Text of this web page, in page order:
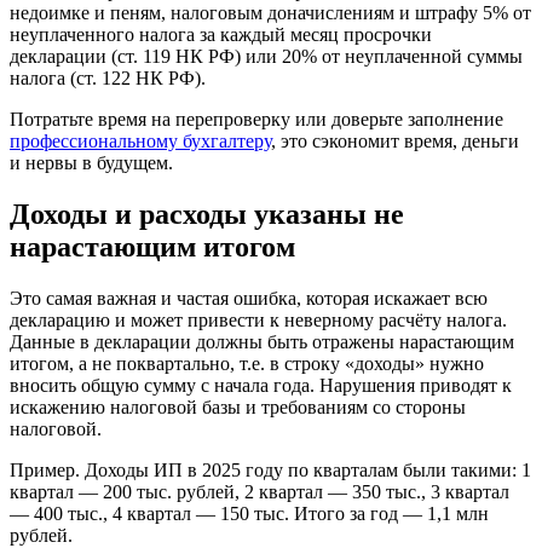
недоимке и пеням, налоговым доначислениям и штрафу 5% от
неуплаченного налога за каждый месяц просрочки
декларации (ст. 119 НК РФ) или 20% от неуплаченной суммы
налога (ст. 122 НК РФ).
Потратьте время на перепроверку или доверьте заполнение
профессиональному бухгалтеру, это сэкономит время, деньги
и нервы в будущем.
Доходы и расходы указаны не
нарастающим итогом
Это самая важная и частая ошибка, которая искажает всю
декларацию и может привести к неверному расчёту налога.
Данные в декларации должны быть отражены нарастающим
итогом, а не поквартально, т.е. в строку «доходы» нужно
вносить общую сумму с начала года. Нарушения приводят к
искажению налоговой базы и требованиям со стороны
налоговой.
Пример. Доходы ИП в 2025 году по кварталам были такими: 1
квартал — 200 тыс. рублей, 2 квартал — 350 тыс., 3 квартал
— 400 тыс., 4 квартал — 150 тыс. Итого за год — 1,1 млн
рублей.